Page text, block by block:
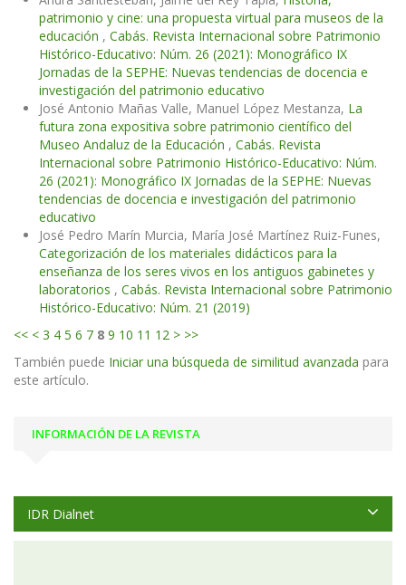
patrimonio y cine: una propuesta virtual para museos de la
educación , Cabás. Revista Internacional sobre Patrimonio
Histórico-Educativo: Núm. 26 (2021): Monográfico IX
Jornadas de la SEPHE: Nuevas tendencias de docencia e
investigación del patrimonio educativo
José Antonio Mañas Valle, Manuel López Mestanza, La
futura zona expositiva sobre patrimonio científico del
Museo Andaluz de la Educación , Cabás. Revista
Internacional sobre Patrimonio Histórico-Educativo: Núm.
26 (2021): Monográfico IX Jornadas de la SEPHE: Nuevas
tendencias de docencia e investigación del patrimonio
educativo
José Pedro Marín Murcia, María José Martínez Ruiz-Funes,
Categorización de los materiales didácticos para la
enseñanza de los seres vivos en los antiguos gabinetes y
laboratorios , Cabás. Revista Internacional sobre Patrimonio
Histórico-Educativo: Núm. 21 (2019)
<< < 3 4 5 6 7 8 9 10 11 12 > >>
También puede Iniciar una búsqueda de similitud avanzada para
este artículo.
INFORMACIÓN DE LA REVISTA
IDR Dialnet